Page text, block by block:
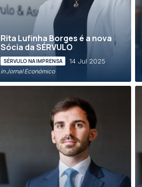
Rita Lufinha Borges é a nova
Sócia da SÉRVULO
SÉRVULO NA IMPRENSA 14 Jul 2025
in Jornal Económico